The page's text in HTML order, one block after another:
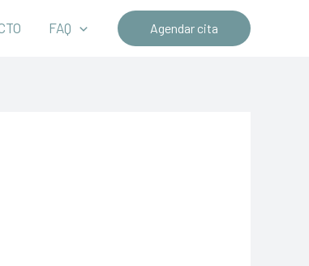
FAQ Agendar cita